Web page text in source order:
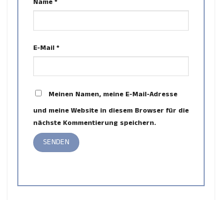
E-Mail *
Meinen Namen, meine E-Mail-Adresse
und meine Website in diesem Browser für die
nächste Kommentierung speichern.